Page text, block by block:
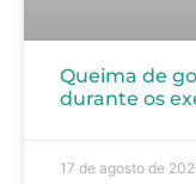
Queima de
durante os
17 de agosto de